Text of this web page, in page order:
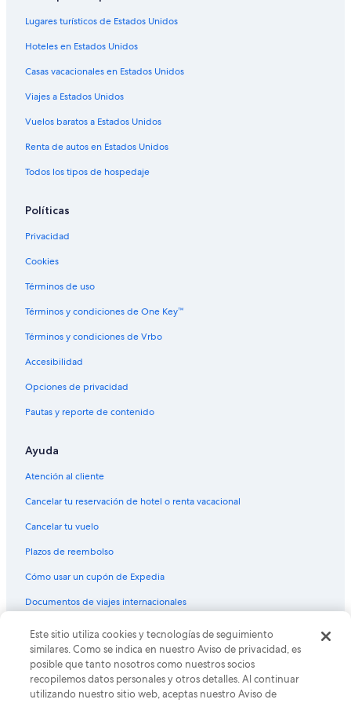
Hoteles en Engenho Velho da Federação
Hoteles cerca de Dique do Tororó
Hoteles cerca de Museo Jorge Amado
Hoteles cerca de Museo Casa do Rio Vermelho
Lugares turísticos de Estados Unidos
Hoteles en Estados Unidos
Casas vacacionales en Estados Unidos
Viajes a Estados Unidos
Vuelos baratos a Estados Unidos
Renta de autos en Estados Unidos
Todos los tipos de hospedaje
Políticas
Privacidad
Cookies
Términos de uso
Términos y condiciones de One Key™
Términos y condiciones de Vrbo
Accesibilidad
Opciones de privacidad
Pautas y reporte de contenido
Ayuda
Atención al cliente
Cancelar tu reservación de hotel o renta vacacional
Cancelar tu vuelo
Plazos de reembolso
Cómo usar un cupón de Expedia
Documentos de viajes internacionales
© 2026 Expedia, Inc., una empresa de Expedia Group. Todos los
derechos reservados. Expedia y el logo de Expedia son marcas
registradas o marcas comerciales de Expedia, Inc. CST# 2029030-50.
Este sitio utiliza cookies y tecnologías de seguimiento
similares. Como se indica en nuestro Aviso de privacidad, es
posible que tanto nosotros como nuestros socios
recopilemos datos personales y otros detalles. Al continuar
utilizando nuestro sitio web, aceptas nuestro Aviso de